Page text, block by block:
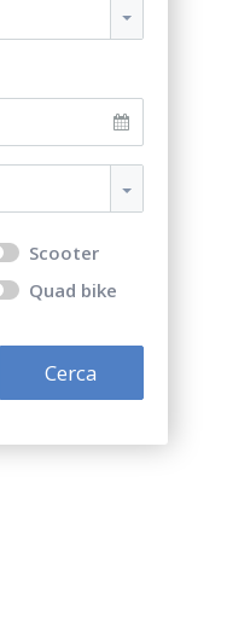
Scooter
Quad bike
Cerca